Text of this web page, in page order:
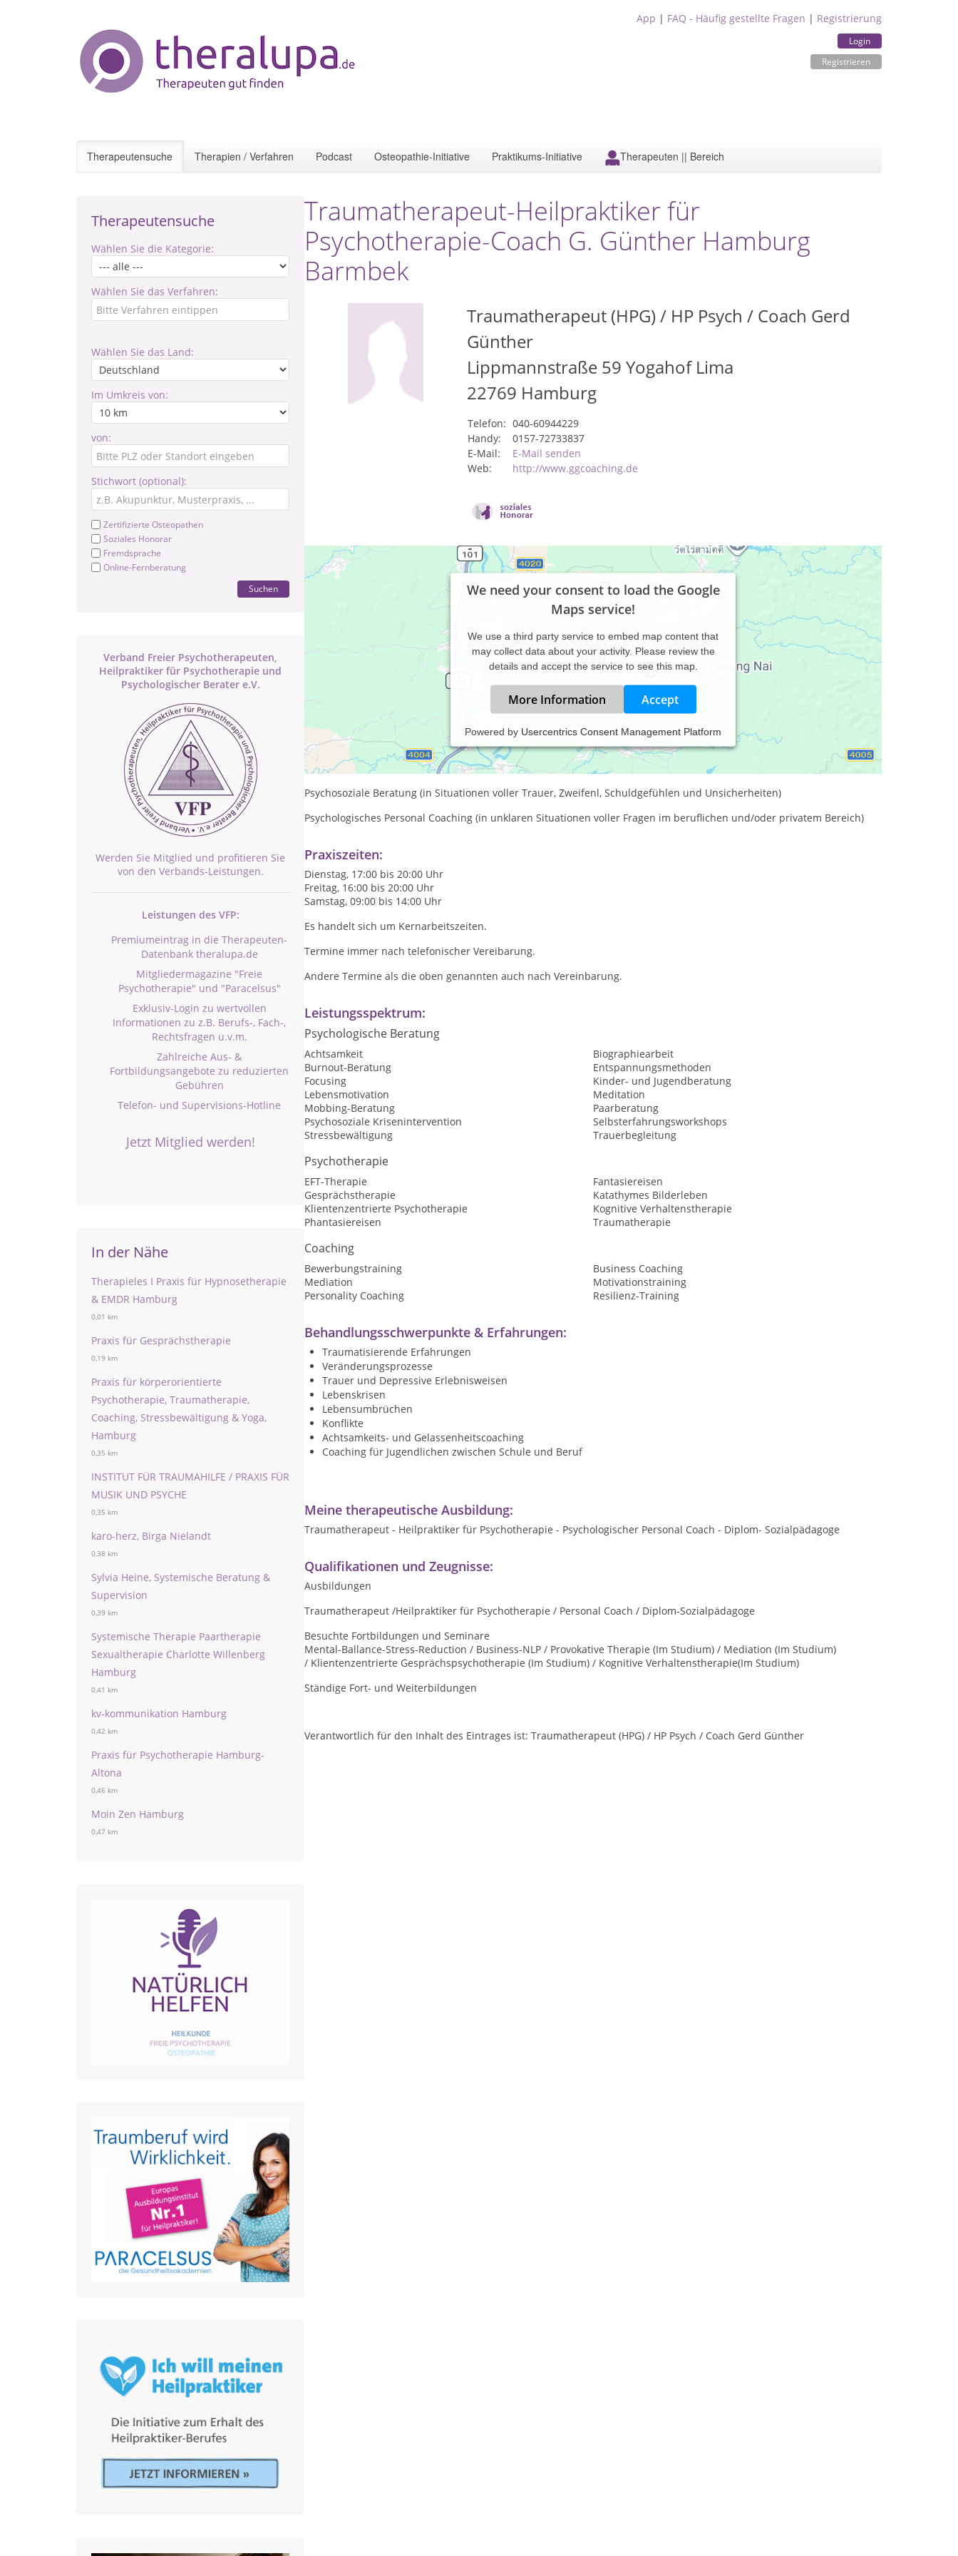
App | FAQ - Häufig gestellte Fragen | Registrierung
Login
Registrieren
Therapeutensuche Therapien / Verfahren Podcast Osteopathie-Initiative Praktikums-Initiative Therapeuten || Bereich
Therapeutensuche
Wählen Sie die Kategorie:
Wählen Sie das Verfahren:
Wählen Sie das Land:
Im Umkreis von:
von:
Stichwort (optional):
Zertifizierte Osteopathen
Soziales Honorar
Fremdsprache
Online-Fernberatung
Suchen
Verband Freier Psychotherapeuten,
Heilpraktiker für Psychotherapie und
Psychologischer Berater e.V.
Werden Sie Mitglied und profitieren Sie
von den Verbands-Leistungen.
Leistungen des VFP:
Premiumeintrag in die Therapeuten-
Datenbank theralupa.de
Mitgliedermagazine "Freie
Psychotherapie" und "Paracelsus"
Exklusiv-Login zu wertvollen
Informationen zu z.B. Berufs-, Fach-,
Rechtsfragen u.v.m.
Zahlreiche Aus- &
Fortbildungsangebote zu reduzierten
Gebühren
Telefon- und Supervisions-Hotline
Jetzt Mitglied werden!
In der Nähe
Therapieles I Praxis für Hypnosetherapie
& EMDR Hamburg
0,01 km
Praxis für Gesprächstherapie
0,19 km
Praxis für körperorientierte
Psychotherapie, Traumatherapie,
Coaching, Stressbewältigung & Yoga,
Hamburg
0,35 km
INSTITUT FÜR TRAUMAHILFE / PRAXIS FÜR
MUSIK UND PSYCHE
0,35 km
karo-herz, Birga Nielandt
0,38 km
Sylvia Heine, Systemische Beratung &
Supervision
0,39 km
Systemische Therapie Paartherapie
Sexualtherapie Charlotte Willenberg
Hamburg
0,41 km
kv-kommunikation Hamburg
0,42 km
Praxis für Psychotherapie Hamburg-
Altona
0,46 km
Moin Zen Hamburg
0,47 km
Traumatherapeut-Heilpraktiker für
Psychotherapie-Coach G. Günther Hamburg
Barmbek
Traumatherapeut (HPG) / HP Psych / Coach Gerd
Günther
Lippmannstraße 59 Yogahof Lima
22769 Hamburg
Telefon: 040-60944229
Handy:
0157-72733837
E-Mail:
E-Mail senden
Web:
http://www.ggcoaching.de
We need your consent to load the Google
Maps service!
We use a third party service to embed map content that
may collect data about your activity. Please review the
details and accept the service to see this map.
More Information Accept
Powered by Usercentrics Consent Management Platform
Arbeitsschwerpunkte
Traumatherapie (bei oder nach schwer verletzenden, auch plötzlich auftauchenden Lebensereignissenn)
Psychosoziale Beratung (in Situationen voller Trauer, Zweifenl, Schuldgefühlen und Unsicherheiten)
Psychologisches Personal Coaching (in unklaren Situationen voller Fragen im beruflichen und/oder privatem Bereich)
Praxiszeiten:
Dienstag, 17:00 bis 20:00 Uhr
Freitag, 16:00 bis 20:00 Uhr
Samstag, 09:00 bis 14:00 Uhr
Es handelt sich um Kernarbeitszeiten.
Termine immer nach telefonischer Vereibarung.
Andere Termine als die oben genannten auch nach Vereinbarung.
Leistungsspektrum:
Psychologische Beratung
Achtsamkeit
Biographiearbeit
Burnout-Beratung
Entspannungsmethoden
Focusing
Kinder- und Jugendberatung
Lebensmotivation
Meditation
Mobbing-Beratung
Paarberatung
Psychosoziale Krisenintervention
Selbsterfahrungsworkshops
Stressbewältigung
Trauerbegleitung
Psychotherapie
EFT-Therapie
Fantasiereisen
Gesprächstherapie
Katathymes Bilderleben
Klientenzentrierte Psychotherapie
Kognitive Verhaltenstherapie
Phantasiereisen
Traumatherapie
Coaching
Bewerbungstraining
Business Coaching
Mediation
Motivationstraining
Personality Coaching
Resilienz-Training
Behandlungsschwerpunkte & Erfahrungen:
Traumatisierende Erfahrungen
Veränderungsprozesse
Trauer und Depressive Erlebnisweisen
Lebenskrisen
Lebensumbrüchen
Konflikte
Achtsamkeits- und Gelassenheitscoaching
Coaching für Jugendlichen zwischen Schule und Beruf
Meine therapeutische Ausbildung:
Traumatherapeut - Heilpraktiker für Psychotherapie - Psychologischer Personal Coach - Diplom- Sozialpädagoge
Qualifikationen und Zeugnisse:
Ausbildungen
Traumatherapeut /Heilpraktiker für Psychotherapie / Personal Coach / Diplom-Sozialpädagoge
Besuchte Fortbildungen und Seminare
Mental-Ballance-Stress-Reduction / Business-NLP / Provokative Therapie (Im Studium) / Mediation (Im Studium)
/ Klientenzentrierte Gesprächspsychotherapie (Im Studium) / Kognitive Verhaltenstherapie(Im Studium)
Ständige Fort- und Weiterbildungen
Verantwortlich für den Inhalt des Eintrages ist: Traumatherapeut (HPG) / HP Psych / Coach Gerd Günther